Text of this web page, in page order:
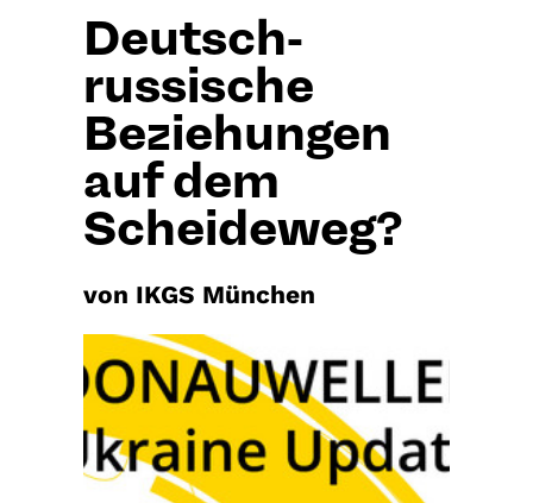
Deutsch-
russische
Beziehungen
auf dem
Scheideweg?
von IKGS München